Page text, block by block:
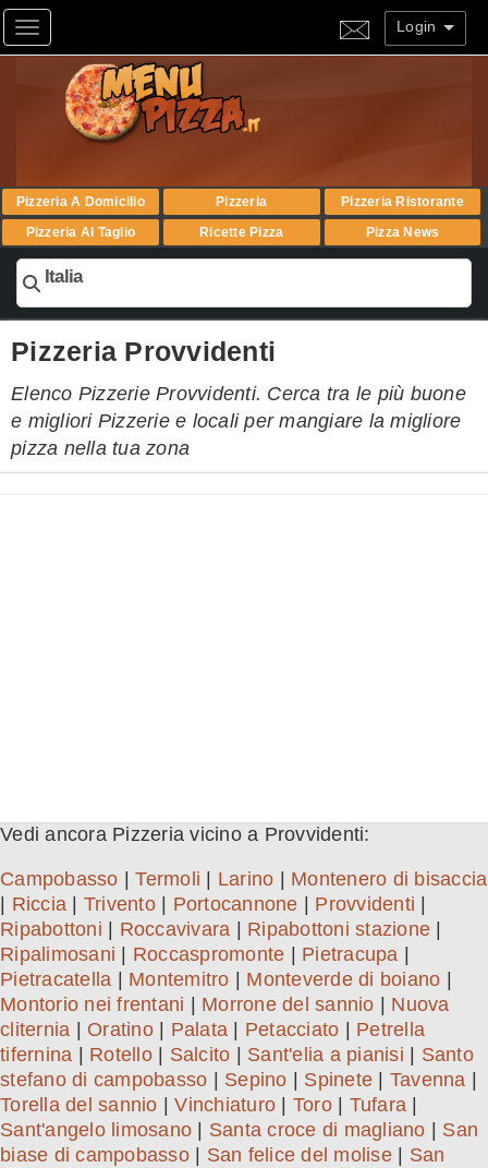
Toggle navigation Login
Pizzeria A Domicilio Pizzeria
Pizzeria Ristorante
Pizzeria Al Taglio
Ricette Pizza Pizza News
Italia
Pizzeria Provvidenti
Elenco Pizzerie Provvidenti. Cerca tra le più buone
e migliori Pizzerie e locali per mangiare la migliore
pizza nella tua zona
Vedi ancora Pizzeria vicino a Provvidenti:
Campobasso |Termoli Larino
Montenero di bisaccia
Riccia Trivento| Portocannone Provvidenti
Ripabottoni
Roccavivara Ripabottoni stazione
Ripalimosani
Roccaspromonte Pietracupa
Pietracatella
Montemitro Monteverde di boiano
Montorio nei frentani
Morrone del sannio
Nuova
cliternia
Oratino| Palata Petacciato
Petrella
tifernina
Rotello| Salcito Sant'elia a pianisi
Santo
stefano di campobasso
Sepino Spinete Tavenna
Torella del sannio |Vinchiaturo Toro| Tufara
Sant'angelo limosano
Santa croce di magliano
San
biase di campobasso| San felice del molise| San